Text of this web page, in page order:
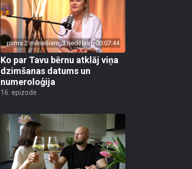
pirms 2 mēnešiem, 1 nedēļas 00:07:44
Ko par Tavu bērnu atklāj viņa
dzimšanas datums un
numeroloģija
16. epizode